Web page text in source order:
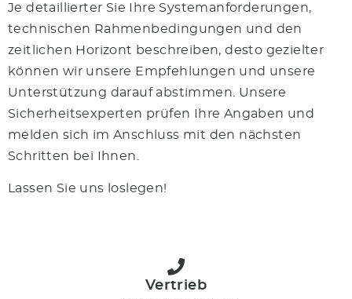
Je detaillierter Sie Ihre Systemanforderungen,
technischen Rahmenbedingungen und den
zeitlichen Horizont beschreiben, desto gezielter
können wir unsere Empfehlungen und unsere
Unterstützung darauf abstimmen. Unsere
Sicherheitsexperten prüfen Ihre Angaben und
melden sich im Anschluss mit den nächsten
Schritten bei Ihnen.
Lassen Sie uns loslegen!
Vertrieb